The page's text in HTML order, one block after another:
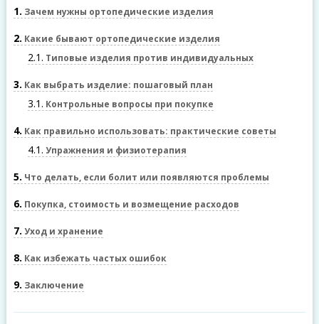
1 Зачем нужны ортопедические изделия
2 Какие бывают ортопедические изделия
2.1 Типовые изделия против индивидуальных
3 Как выбрать изделие: пошаговый план
3.1 Контрольные вопросы при покупке
4 Как правильно использовать: практические советы
4.1 Упражнения и физиотерапия
5 Что делать, если болит или появляются проблемы
6 Покупка, стоимость и возмещение расходов
7 Уход и хранение
8 Как избежать частых ошибок
9 Заключение